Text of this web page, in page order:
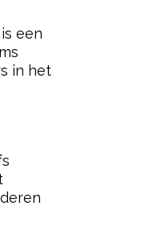
een
in het